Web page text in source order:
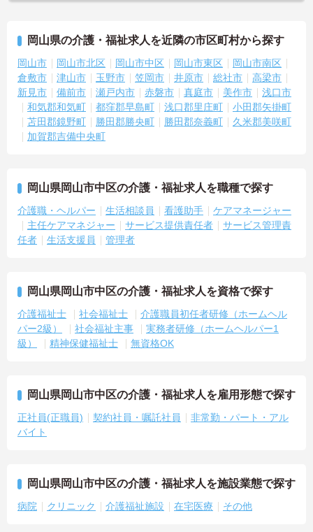
岡山県の介護・福祉求人を近隣の市区町村から探す
岡山市 岡山市北区 岡山市中区 岡山市東区
岡山市南区
倉敷市
津山市 玉野市 笠岡市 井原市 総社市
高梁市
新見市
備前市 瀬戸内市 赤磐市 真庭市 美作市
浅口市
和気郡和気町
都窪郡早島町 浅口郡里庄町
小田郡矢掛町
苫田郡鏡野町
勝田郡勝央町 勝田郡奈義町
久米郡美咲町
加賀郡吉備中央町
岡山県岡山市中区の介護・福祉求人を職種で探す
介護職・ヘルパー 生活相談員 看護助手
ケアマネージャー
主任ケアマネジャー
サービス提供責任者
サービス管理責
任者
生活支援員 管理者
岡山県岡山市中区の介護・福祉求人を資格で探す
介護福祉士 社会福祉士
介護職員初任者研修（ホームヘル
パー2級）
社会福祉主事
実務者研修（ホームヘルパー1
級）
精神保健福祉士 無資格OK
岡山県岡山市中区の介護・福祉求人を雇用形態で探す
正社員(正職員) 契約社員・嘱託社員
非常勤・パート・アル
バイト
岡山県岡山市中区の介護・福祉求人を施設業態で探す
病院 クリニック 介護福祉施設 在宅医療 その他